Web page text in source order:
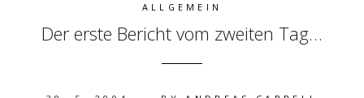
ALLGEMEIN
Der erste Bericht vom zweiten Tag…